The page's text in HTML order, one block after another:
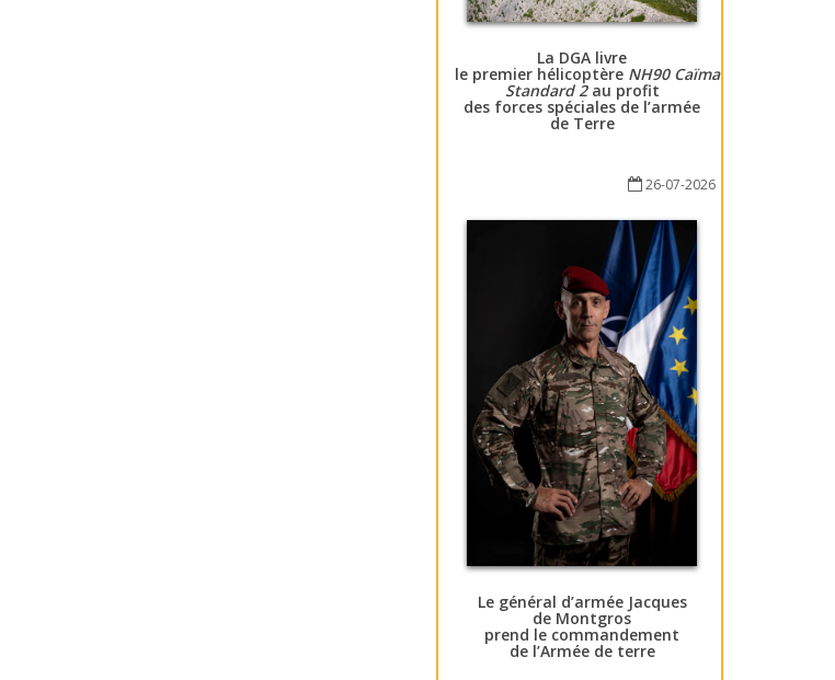
La DGA livre
le premier hélicoptère NH90 Caïman
Standard 2au profit
des forces spéciales de l’armée
de Terre
26-07-2026
Le général d’armée Jacques
de Montgros
prend le commandement
de l’Armée de terre